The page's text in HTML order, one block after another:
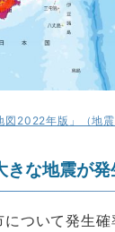
図2022年版」（地
きな地震が
ついて発生